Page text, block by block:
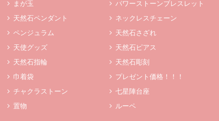
まが玉
パワーストーンブレスレット
天然石ペンダント
ネックレスチェーン
ペンジュラム
天然石さざれ
天使グッズ
天然石ピアス
天然石指輪
天然石彫刻
巾着袋
プレゼント価格！！！
チャクラストーン
七星陣台座
置物
ルーペ